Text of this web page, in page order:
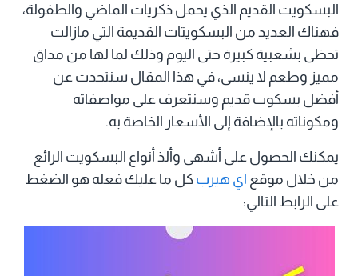
البسكويت القديم الذي يحمل ذكريات الماضي والطفولة،
فهناك العديد من البسكويتات القديمة التي مازالت
تحظى بشعبية كبيرة حتى اليوم وذلك لما لها من مذاق
مميز وطعم لا ينسى، في هذا المقال سنتحدث عن
أفضل بسكوت قديم وسنتعرف على مواصفاته
ومكوناته بالإضافة إلى الأسعار الخاصة به.
يمكنك الحصول على أشهى وألذ أنواع البسكويت الرائع
من خلال موقع اي هيرب كل ما عليك فعله هو الضغط
على الرابط التالي: